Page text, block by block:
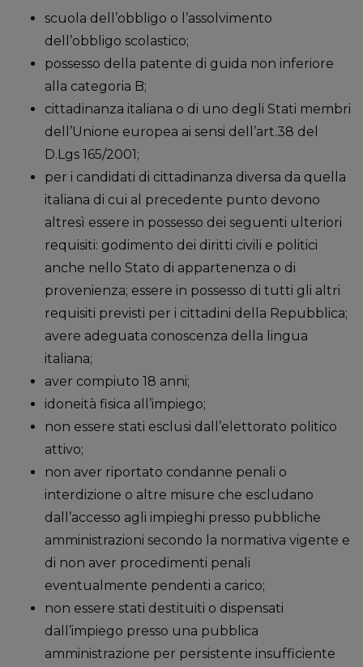
scuola dell’obbligo o l’assolvimento
dell’obbligo scolastico;
possesso della patente di guida non inferiore
alla categoria B;
cittadinanza italiana o di uno degli Stati membri
dell’Unione europea ai sensi dell’art.38 del
D.Lgs 165/2001;
per i candidati di cittadinanza diversa da quella
italiana di cui al precedente punto devono
altresì essere in possesso dei seguenti ulteriori
requisiti: godimento dei diritti civili e politici
anche nello Stato di appartenenza o di
provenienza; essere in possesso di tutti gli altri
requisiti previsti per i cittadini della Repubblica;
avere adeguata conoscenza della lingua
italiana;
aver compiuto 18 anni;
idoneità fisica all’impiego;
non essere stati esclusi dall’elettorato politico
attivo;
non aver riportato condanne penali o
interdizione o altre misure che escludano
dall’accesso agli impieghi presso pubbliche
amministrazioni secondo la normativa vigente e
di non aver procedimenti penali
eventualmente pendenti a carico;
non essere stati destituiti o dispensati
dall’impiego presso una pubblica
amministrazione per persistente insufficiente